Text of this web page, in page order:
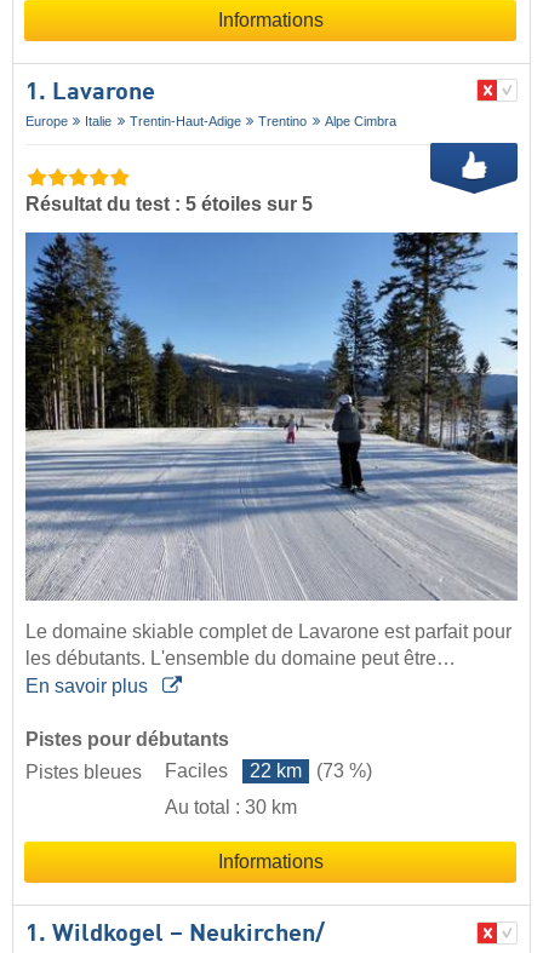
Informations
1. Lavarone
Europe Italie Trentin-Haut-Adige Trentino Alpe Cimbra
Résultat du test : 5 étoiles sur 5
Le domaine skiable complet de Lavarone est parfait pour
les débutants. L'ensemble du domaine peut être…
En savoir plus
Pistes pour débutants
Pistes bleues
Faciles 22 km
(73 %)
Au total : 30 km
Informations
1. Wildkogel – Neukirchen/​